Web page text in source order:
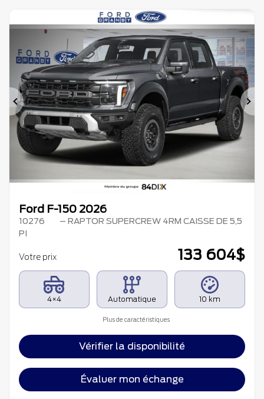
Précédent
Ford F-150 2026
10276
– RAPTOR SUPERCREW 4RM CAISSE DE 5,5
PI
Votre prix 133 604$
4×4 Automatique 10 km
Plus de caractéristiques
Vérifier la disponibilité
Évaluer mon échange